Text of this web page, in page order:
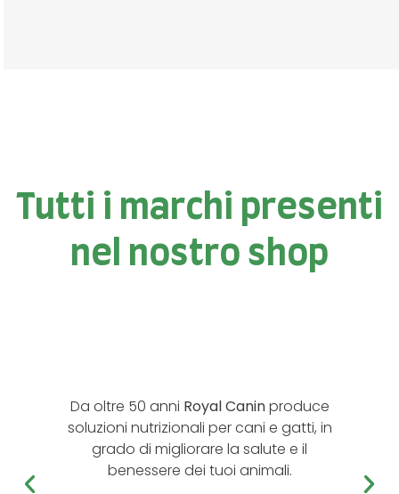
Tutti i marchi presenti
nel nostro shop
Da oltre 50 anni Royal Caninproduce
soluzioni nutrizionali per cani e gatti, in
grado di migliorare la salute e il
benessere dei tuoi animali.